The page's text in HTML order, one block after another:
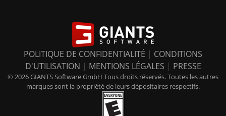
POLITIQUE DE CONFIDENTIALITÉ | CONDITIONS
D'UTILISATION | MENTIONS LÉGALES | PRESSE
© 2026 GIANTS Software GmbH Tous droits réservés. Toutes les autres
marques sont la propriété de leurs dépositaires respectifs.